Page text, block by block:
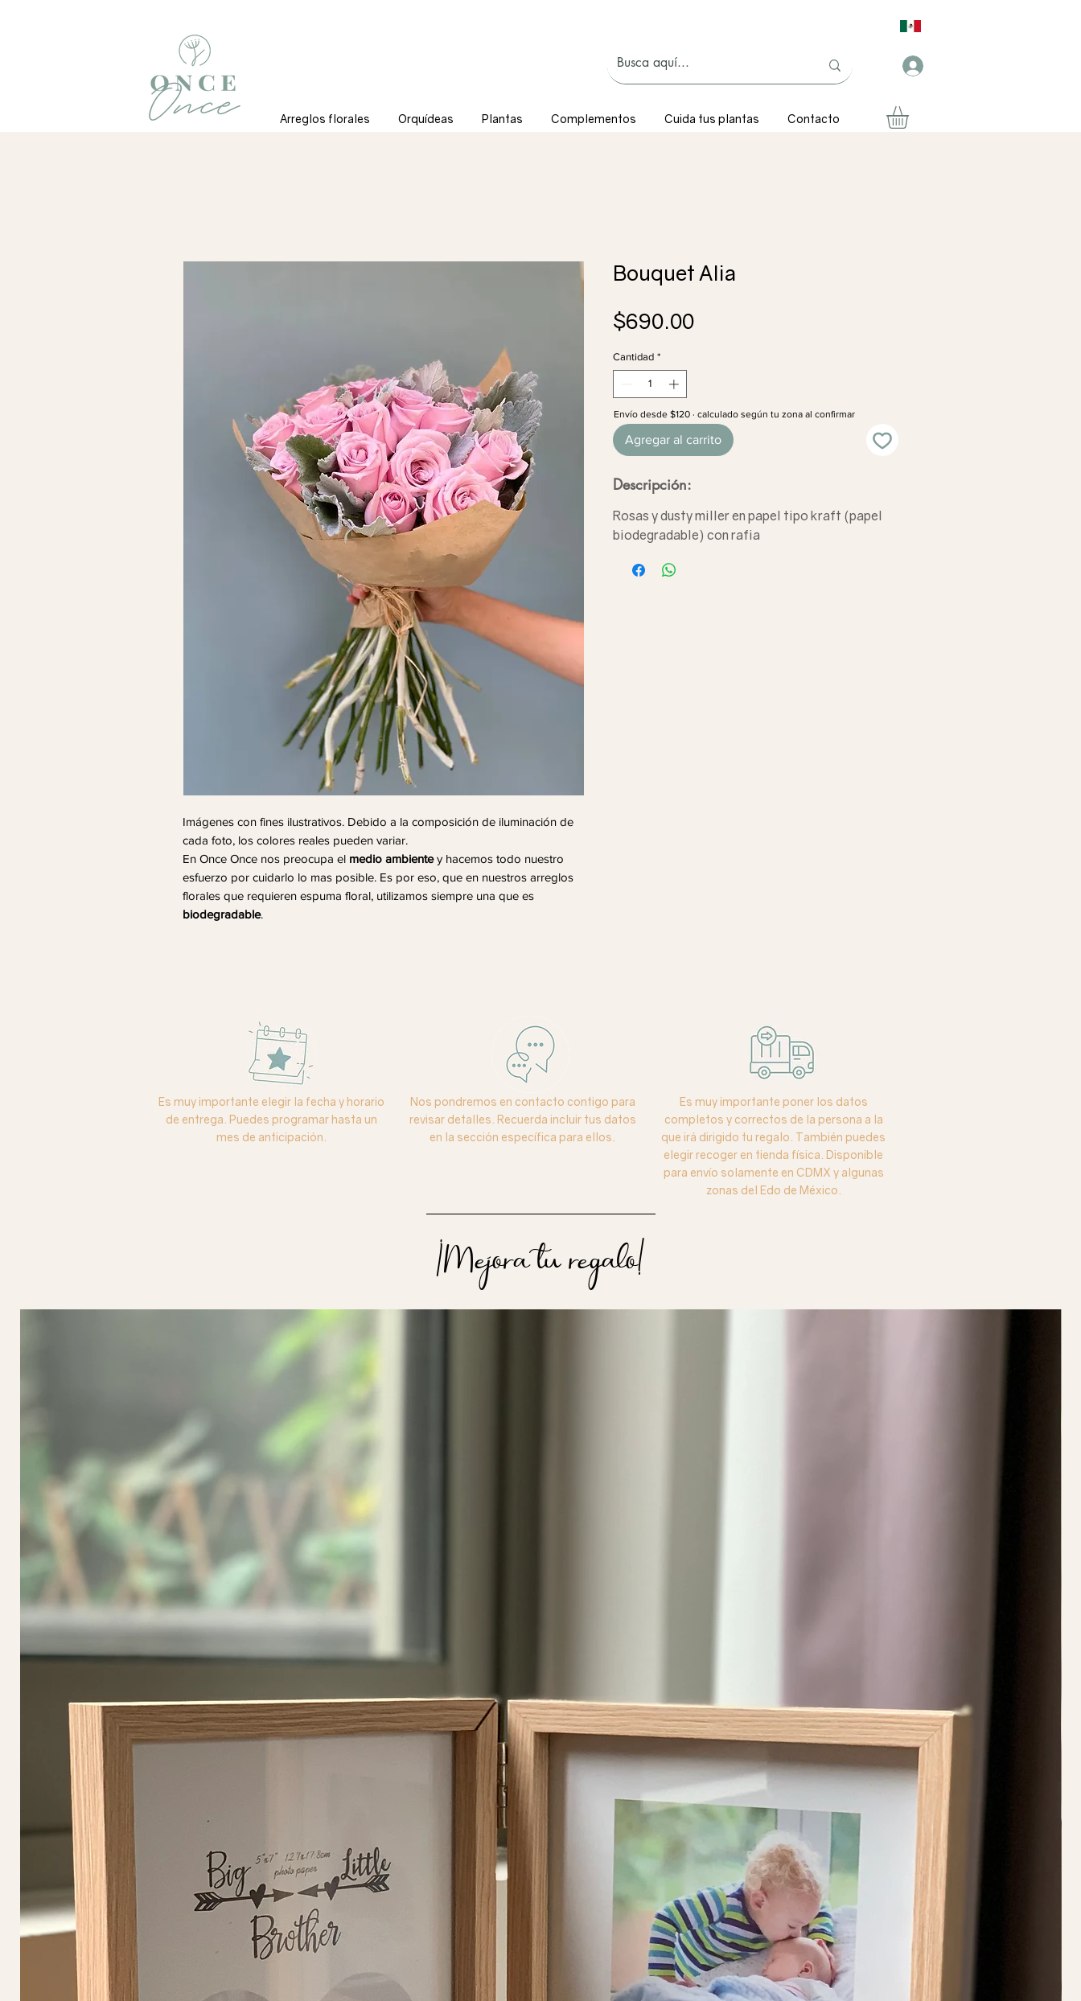
Arreglos florales Orquídeas Plantas Complementos Cuida tus plantas Contacto
Imágenes con fines ilustrativos. Debido a la composición de iluminación de
cada foto, los colores reales pueden variar.
En Once Once nos preocupa el medio ambientey hacemos todo nuestro
esfuerzo por cuidarlo lo mas posible. Es por eso, que en nuestros arreglos
florales que requieren espuma floral, utilizamos siempre una que es
biodegradable.
Bouquet Alia
$690.00Precio
Cantidad *
Agregar al carrito
Descripción:
Rosas y dusty miller en papel tipo kraft (papel
biodegradable) con rafia
Envío desde $120 · calculado según tu zona al confirmar
Es muy importante elegir la fecha y horario
de entrega. Puedes programar hasta un
mes de anticipación.
Nos pondremos en contacto contigo para
revisar detalles. Recuerda incluir tus datos
en la sección específica para ellos.
Es muy importante poner los datos
completos y correctos de la persona a la
que irá dirigido tu regalo. También puedes
elegir recoger en tienda física. Disponible
para envío solamente en CDMX y algunas
zonas del Edo de México.
¡Mejora tu regalo!